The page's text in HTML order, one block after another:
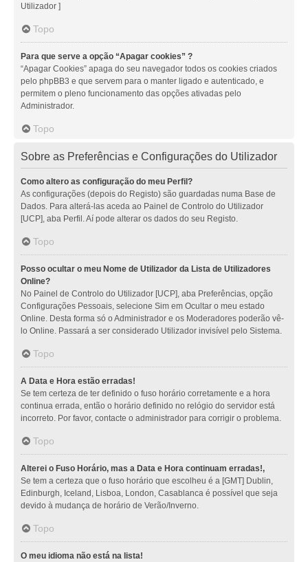
Utilizador ]
Topo
Para que serve a opção “Apagar cookies” ?
“Apagar Cookies” apaga do seu navegador todos os cookies criados
pelo phpBB3 e que servem para o manter ligado e autenticado, e
permitem o pleno funcionamento das opções ativadas pelo
Administrador.
Topo
Sobre as Preferências e Configurações do Utilizador
Como altero as configuração do meu Perfil?
As configurações (depois do Registo) são guardadas numa Base de
Dados. Para alterá-las aceda ao Painel de Controlo do Utilizador
[UCP], aba Perfil. Aí pode alterar os dados do seu Registo.
Topo
Posso ocultar o meu Nome de Utilizador da Lista de Utilizadores
Online?
No Painel de Controlo do Utilizador [UCP], aba Preferências, opção
Configurações Pessoais, selecione Sim em Ocultar o meu estado
Online. Desta forma só o Administrador e os Moderadores poderão vê-
lo Online. Passará a ser considerado Utilizador invisível pelo Sistema.
Topo
A Data e Hora estão erradas!
Se tem certeza de ter definido o fuso horário corretamente e a hora
continua errada, então o horário definido no relógio do servidor está
incorreto. Por favor, contacte o administrador para corrigir o problema.
Topo
Alterei o Fuso Horário, mas a Data e Hora continuam erradas!,
Se tem a certeza que o fuso horário que escolheu é a [GMT] Dublin,
Edinburgh, Iceland, Lisboa, London, Casablanca é possível que seja
devido à mudança de horário de Verão/Inverno.
Topo
O meu idioma não está na lista!